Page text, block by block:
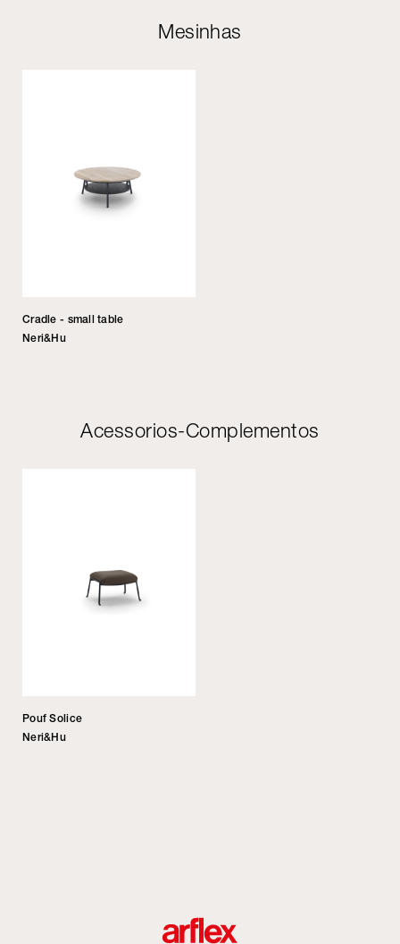
Mesinhas
Cradle - small table
Neri&Hu
Acessorios-Complementos
Pouf Solice
Neri&Hu